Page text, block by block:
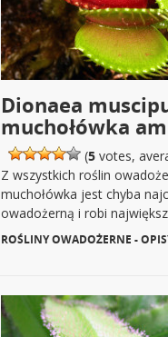
Dionaea
muchołówka
(5 votes,
Z wszystkich roślin
muchołówka jest chyba
owadożerną i robi
ROŚLINY OWADOŻERNE -